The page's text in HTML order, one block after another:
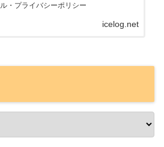
ル・プライバシーポリシー
icelog.net